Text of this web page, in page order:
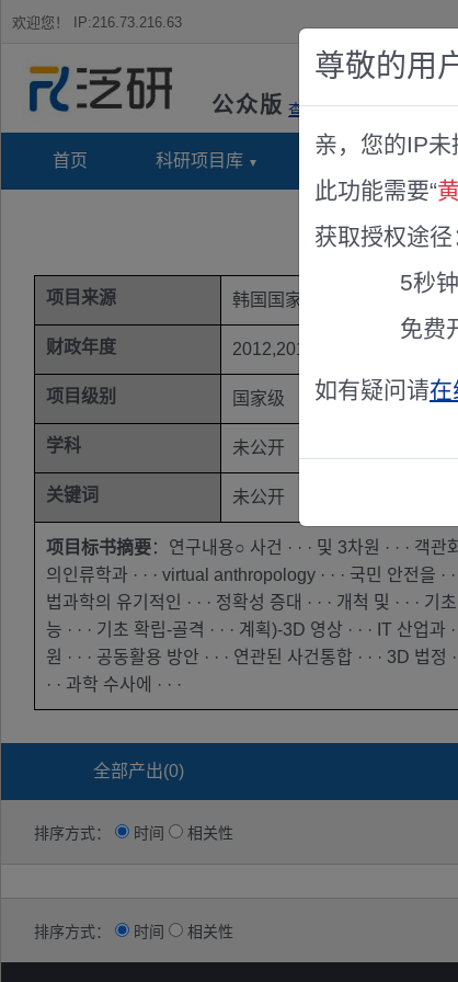
欢迎您！ IP:216.73.216.63
公众版 查看说明
首页 科研项目库 项目指南库 奖
项目来源 韩国国家科技基金
财政年度 2012,2011,2010
项目级别 国家级
学科 未公开
关键词 未公开
项目标书摘要：연구내용○ 사건 · · · 및 3차원 · · · 객관
의인류학과 · · · virtual anthropology · · · 국민 안전을 ·
법과학의 유기적인 · · · 정확성 증대 · · · 개척 및 · · · 기
능 · · · 기초 확립-골격 · · · 계획)-3D 영상 · · · IT 산업
원 · · · 공동활용 방안 · · · 연관된 사건통합 · · · 3D 법
· · 과학 수사에 · · ·
全部产出(0)
排序方式： 时间 相关性
排序方式： 时间 相关性
尊敬的用
亲，您的IP未
此功能需要“
获取授权途径
5秒
免费
如有疑问请在